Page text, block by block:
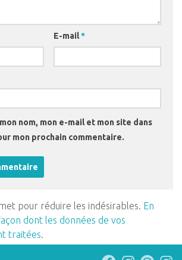
E-mail*
nom, mon e-mail et mon site dans
mon prochain commentaire.
pour réduire les indésirables. En
dont les données de vos
traitées.